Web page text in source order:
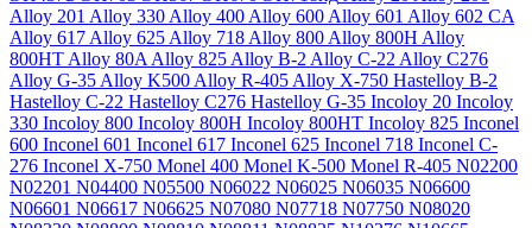
Alloy 201 Alloy 330 Alloy 400 Alloy 600 Alloy 601 Alloy 602 CA
Alloy 617 Alloy 625 Alloy 718 Alloy 800 Alloy 800H Alloy
800HT Alloy 80A Alloy 825 Alloy B-2 Alloy C-22 Alloy C276
Alloy G-35 Alloy K500 Alloy R-405 Alloy X-750 Hastelloy B-2
Hastelloy C-22 Hastelloy C276 Hastelloy G-35 Incoloy 20 Incoloy
330 Incoloy 800 Incoloy 800H Incoloy 800HT Incoloy 825 Inconel
600 Inconel 601 Inconel 617 Inconel 625 Inconel 718 Inconel C-
276 Inconel X-750 Monel 400 Monel K-500 Monel R-405 N02200
N02201 N04400 N05500 N06022 N06025 N06035 N06600
N06601 N06617 N06625 N07080 N07718 N07750 N08020